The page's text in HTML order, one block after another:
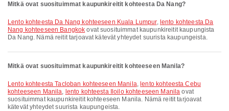
Mitkä ovat suosituimmat kaupunkireitit kohteesta Da Nang?
lento kohteesta Da Nang kohteeseen Kuala Lumpur, lento kohteesta Da
Nang kohteeseen Bangkok ovat suosituimmat kaupunkireitit kaupungista
Da Nang. Nämä reitit tarjoavat kätevät yhteydet suurista kaupungeista.
Mitkä ovat suosituimmat kaupunkireitit kohteeseen Manila?
lento kohteesta Tacloban kohteeseen Manila, lento kohteesta Cebu
kohteeseen Manila, lento kohteesta Iloilo kohteeseen Manila ovat
suosituimmat kaupunkireitit kohteeseen Manila. Nämä reitit tarjoavat
kätevät yhteydet suurista kaupungeista.